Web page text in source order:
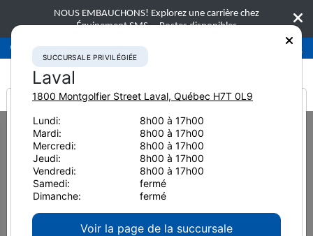
NOUS EMBAUCHONS! Explorez une carrière chez
Équipement SMS. Postes disponibles
Succursale privilégiéeLaval 450-781-9600
Home Accessoires
Outils de démolition multi-mâchoires
NPK M38S Mâchoire de broyage
It looks like you are
from America
SUCCURSALE PRIVILÉGIÉE
Laval
1800 Montgolfier Street Laval, Québec H7T 0L9
Lundi:
8h00 à 17h00
Mardi:
8h00 à 17h00
Mercredi:
8h00 à 17h00
Jeudi:
8h00 à 17h00
Vendredi:
8h00 à 17h00
Samedi:
fermé
Dimanche:
fermé
Voir la page de la succursale